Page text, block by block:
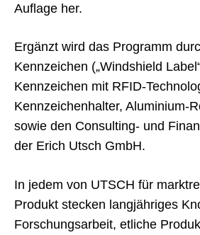
Auflage her.
Ergänzt wird das Programm
Kennzeichen („Windshield
Kennzeichen mit RFID-
Kennzeichenhalter, Aluminium-
sowie den Consulting- und
der Erich Utsch GmbH.
In jedem von UTSCH für
Produkt stecken langjähriges
Forschungsarbeit, etliche